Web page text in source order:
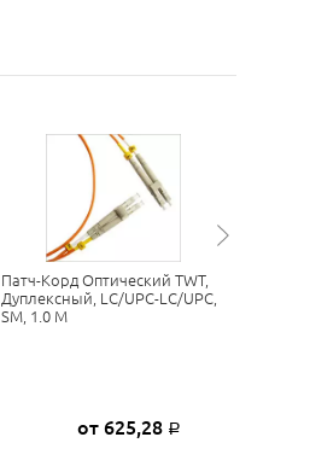
Патч-Корд Оптический TWT,
Дуплексный, LC/UPC-LC/UPC,
SM, 1.0 М
от 625,28 Р